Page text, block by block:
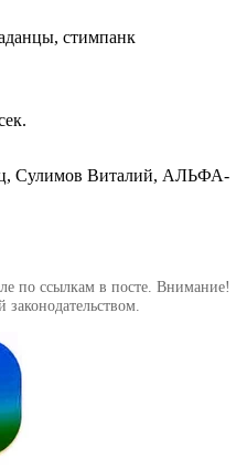
стимпанк
Сулимов Виталий, АЛЬФА-
по ссылкам в посте. Внимание!